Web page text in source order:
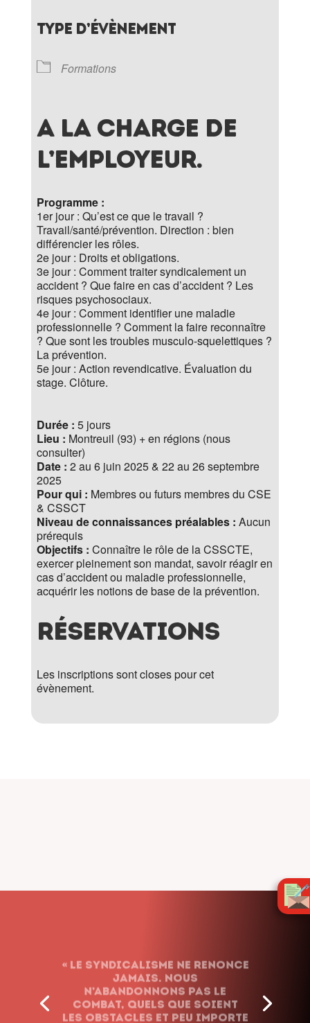
TYPE D’ÉVÈNEMENT
Formations
A la charge de
l’employeur.
Programme :
1er jour : Qu’est ce que le travail ?
Travail/santé/prévention. Direction : bien
différencier les rôles.
2e jour : Droits et obligations.
3e jour : Comment traiter syndicalement un
accident ? Que faire en cas d’accident ? Les
risques psychosociaux.
4e jour : Comment identifier une maladie
professionnelle ? Comment la faire reconnaître
? Que sont les troubles musculo-squelettiques ?
La prévention.
5e jour : Action revendicative. Évaluation du
stage. Clôture.
Durée : 5 jours
Lieu : Montreuil (93) + en régions (nous
consulter)
Date : 2 au 6 juin 2025 & 22 au 26 septembre
2025
Pour qui : Membres ou futurs membres du CSE
& CSSCT
Niveau de connaissances préalables : Aucun
prérequis
Objectifs : Connaître le rôle de la CSSCTE,
exercer pleinement son mandat, savoir réagir en
cas d’accident ou maladie professionnelle,
acquérir les notions de base de la prévention.
Réservations
Les inscriptions sont closes pour cet
évènement.
« Le syndicalisme ne renonce
jamais. Nous
n’abandonnons pas le
combat, quels que soient
les obstacles et peu importe